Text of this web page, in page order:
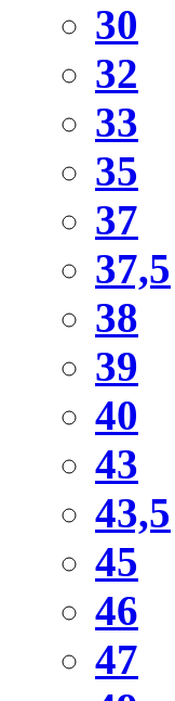
30
32
33
35
37
37,5
38
39
40
43
43,5
45
46
47